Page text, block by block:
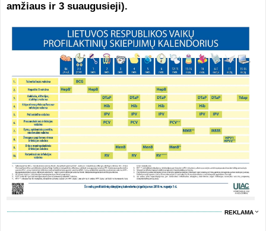
amžiaus ir 3 suaugusieji).
REKLAMA